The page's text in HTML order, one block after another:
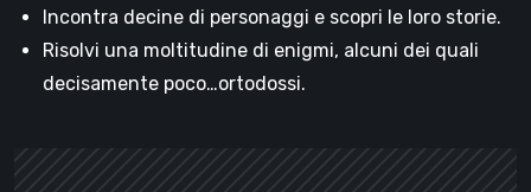
Incontra decine di personaggi e scopri le loro storie.
Risolvi una moltitudine di enigmi, alcuni dei quali
decisamente poco…ortodossi.